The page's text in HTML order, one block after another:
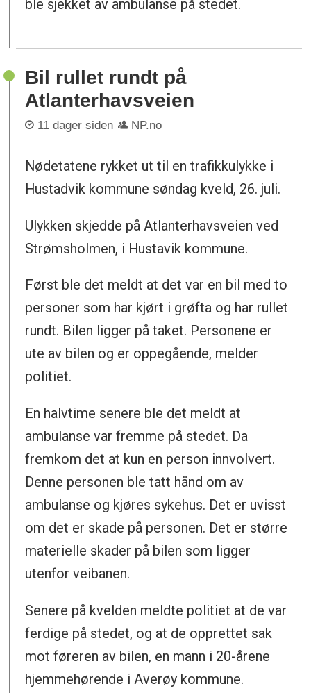
ble sjekket av ambulanse på stedet.
Bil rullet rundt på
Atlanterhavsveien
11 dager siden NP.no
Nødetatene rykket ut til en trafikkulykke i
Hustadvik kommune søndag kveld, 26. juli.
Ulykken skjedde på Atlanterhavsveien ved
Strømsholmen, i Hustavik kommune.
Først ble det meldt at det var en bil med to
personer som har kjørt i grøfta og har rullet
rundt. Bilen ligger på taket. Personene er
ute av bilen og er oppegående, melder
politiet.
En halvtime senere ble det meldt at
ambulanse var fremme på stedet. Da
fremkom det at kun en person innvolvert.
Denne personen ble tatt hånd om av
ambulanse og kjøres sykehus. Det er uvisst
om det er skade på personen. Det er større
materielle skader på bilen som ligger
utenfor veibanen.
Senere på kvelden meldte politiet at de var
ferdige på stedet, og at de opprettet sak
mot føreren av bilen, en mann i 20-årene
hjemmehørende i Averøy kommune.